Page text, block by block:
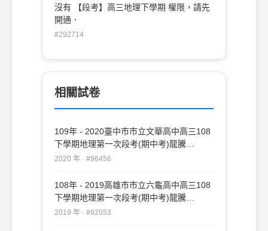
沒有 【段考】高三地理下學期 權限，請先
開通．
#292714
相關試卷
109年 - 2020臺中市市立文華高中高三108
下學期地理第一次段考(期中考)龍騰
#96456
2020 年 · #96456
108年 - 2019高雄市市立六龜高中高三108
下學期地理第一次段考(期中考)龍騰
#92053
2019 年 · #92053